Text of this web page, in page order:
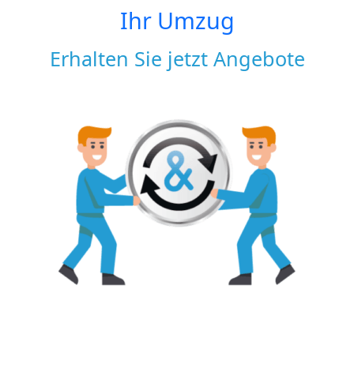
Ihr Umzug
Erhalten Sie jetzt Angebote